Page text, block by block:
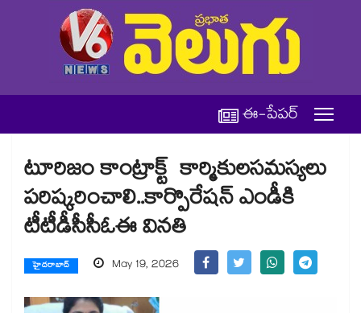
ఈ-పేపర్
టూరిజం కాంట్రాక్ట్ కార్మికులసమస్యలు
పరిష్కరించాలి..కార్పొరేషన్ ఎండీకి
టీటీడీసీసీఓఈ వినతి
హైదరాబాద్ May 19, 2026